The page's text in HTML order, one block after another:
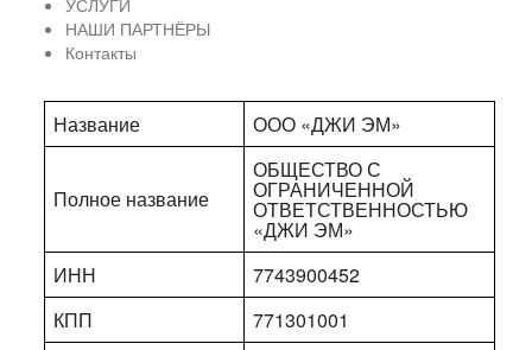
УСЛУГИ
НАШИ ПАРТНЁРЫ
Контакты
Название ООО «ДЖИ ЭМ»
Полное название
ОБЩЕСТВО С
ОГРАНИЧЕННОЙ
ОТВЕТСТВЕННОСТЬЮ
«ДЖИ ЭМ»
ИНН
7743900452
КПП
771301001